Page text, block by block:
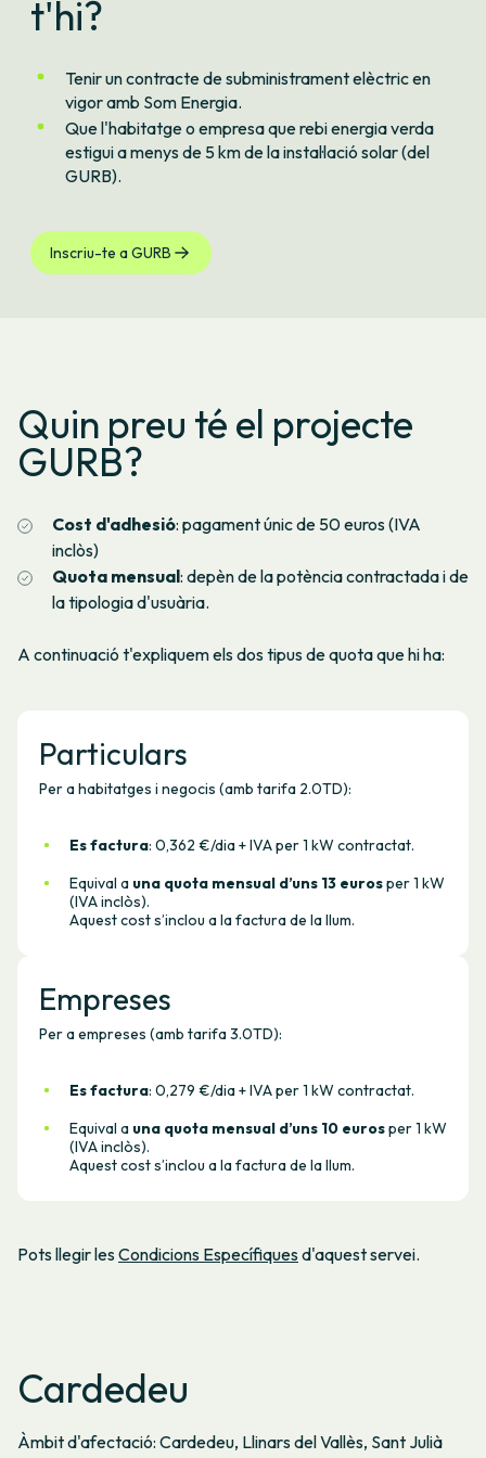
t'hi?
Tenir un contracte de subministrament elèctric en
vigor amb Som Energia.
Que l'habitatge o empresa que rebi energia verda
estigui a menys de 5 km de la instal·lació solar (del
GURB).
Inscriu-te a GURB
Quin preu té el projecte
GURB?
Cost d'adhesió: pagament únic de 50 euros (IVA
inclòs)
Quota mensual: depèn de la potència contractada i de
la tipologia d'usuària.
A continuació t'expliquem els dos tipus de quota que hi ha:
Particulars
Per a habitatges i negocis (amb tarifa 2.0TD):
Es factura: 0,362 €/dia + IVA per 1 kW contractat.
Equival a una quota mensual d’uns 13 eurosper 1 kW
(IVA inclòs).
Aquest cost s’inclou a la factura de la llum.
Empreses
Per a empreses (amb tarifa 3.0TD):
Es factura: 0,279 €/dia + IVA per 1 kW contractat.
Equival a una quota mensual d’uns 10 eurosper 1 kW
(IVA inclòs).
Aquest cost s’inclou a la factura de la llum.
Pots llegir lesCondicions Específiquesd'aquest servei.
Cardedeu
Àmbit d'afectació: Cardedeu, Llinars del Vallès, Sant Julià